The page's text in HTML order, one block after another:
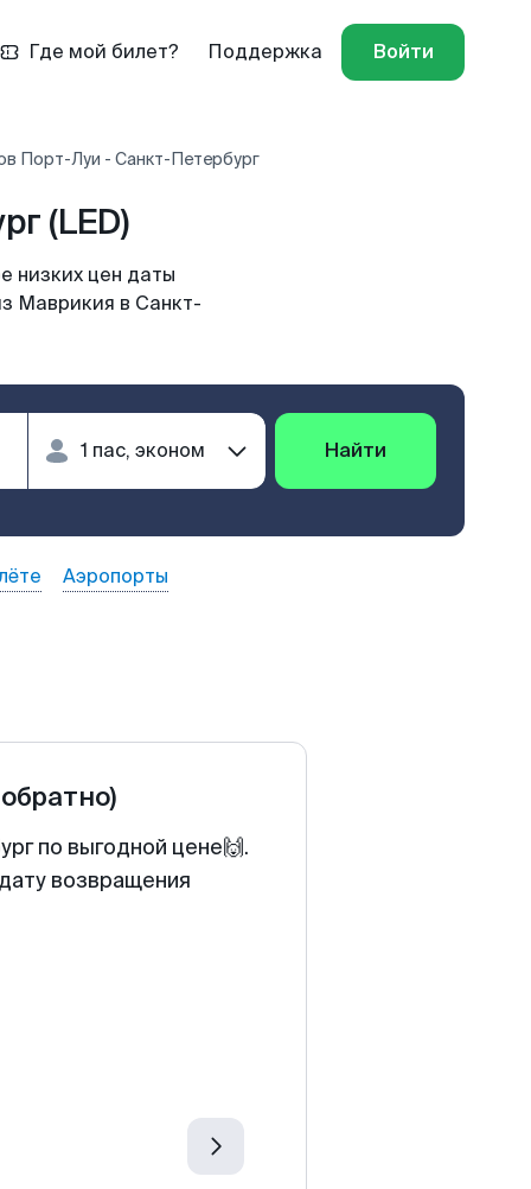
Где мой билет? Поддержка Войти
Порт-Луи - Санкт-Петербург
(LED)
низких цен даты
Маврикия в Санкт-
Найти
Аэропорты
по выгодной цене🙌.
возвращения